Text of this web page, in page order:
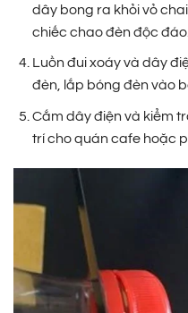
dây bong ra khỏi vỏ
chiếc chao đèn độc đáo.
Luồn đui xoáy và dây
đèn, lắp bóng đèn vào
Cắm dây điện và kiểm
trí cho quán cafe hoặc